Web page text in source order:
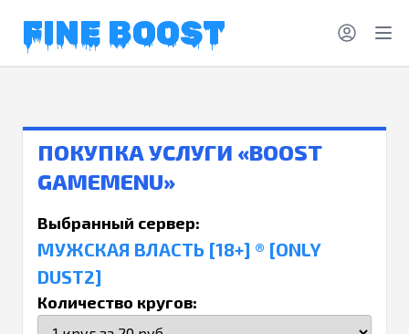
FINE BOOST
ПОКУПКА УСЛУГИ «BOOST
GAMEMENU»
Выбранный сервер:
МУЖСКАЯ ВЛАСТЬ [18+] ® [ONLY
DUST2]
Количество кругов: